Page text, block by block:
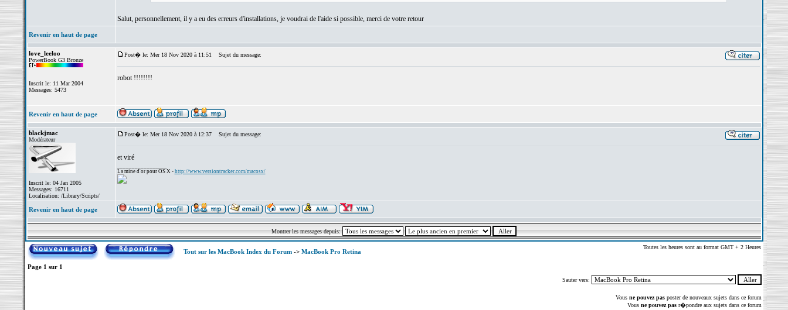
Salut, personnellement, il y a eu des erreurs d'installations, je voudrai de l'aide si possible, merci de votre retour
Revenir en haut de page
love_leeloo
PowerBook G3 Bronze
Inscrit le: 11 Mar 2004
Messages: 5473
Post� le: Mer 18 Nov 2020 à 11:51 Sujet du message:
robot !!!!!!!!
Revenir en haut de page
blackjmac
Modérateur
Inscrit le: 04 Jan 2005
Messages: 16711
Localisation: /Library/Scripts/
Post� le: Mer 18 Nov 2020 à 12:37 Sujet du message:
et viré
La mine d'or pour OS X - http://www.versiontracker.com/macosx/
Revenir en haut de page
Montrer les messages depuis:
Tout sur les MacBook Index du Forum-> MacBook Pro Retina
Toutes les heures sont au format GMT + 2 Heures
Page 1 sur 1
Sauter vers:
Vous ne pouvez pasposter de nouveaux sujets dans ce forum
Vous ne pouvez pasr�pondre aux sujets dans ce forum